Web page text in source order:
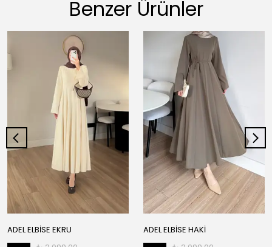
Benzer Ürünler
ADEL ELBİSE EKRU ADEL ELBİSE HAKİ